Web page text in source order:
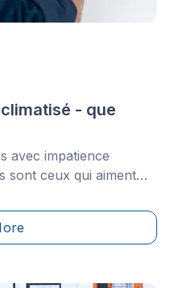
- que
avec impatience
sont ceux qui aiment
pourquoi nous
d’un climatiseur